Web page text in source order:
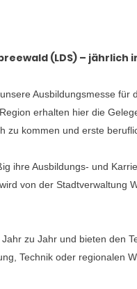
(LDS) – jährlich
Ausbildungsmesse für
erhalten hier die
zu kommen und erste
ihre Ausbildungs- und
von der Stadtverwaltung
zu Jahr und bieten den
Technik oder regionalen